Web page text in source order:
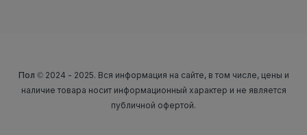
Пол © 2024 - 2025. Вся информация на сайте, в том числе, цены и
наличие товара носит информационный характер и не является
публичной офертой.